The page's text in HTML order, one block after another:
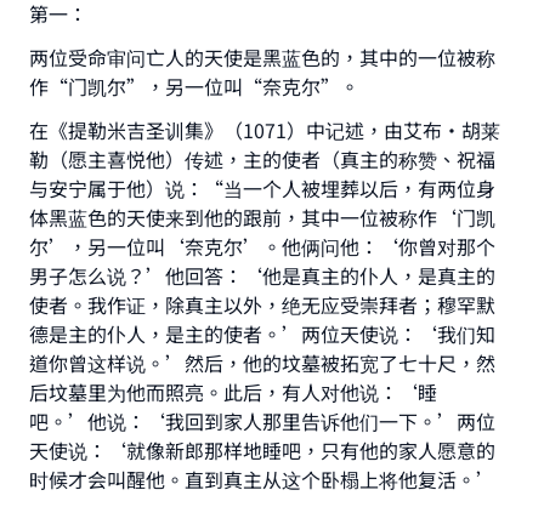
第一：
两位受命审问亡人的天使是黑蓝色的，其中的一位被称
作“门凯尔”，另一位叫“奈克尔”。
在《提勒米吉圣训集》（1071）中记述，由艾布·胡莱
勒（愿主喜悦他）传述，主的使者（真主的称赞、祝福
与安宁属于他）说：“当一个人被埋葬以后，有两位身
体黑蓝色的天使来到他的跟前，其中一位被称作‘门凯
尔’，另一位叫‘奈克尔’。他俩问他：‘你曾对那个
男子怎么说？’他回答：‘他是真主的仆人，是真主的
使者。我作证，除真主以外，绝无应受崇拜者；穆罕默
德是主的仆人，是主的使者。’两位天使说：‘我们知
道你曾这样说。’然后，他的坟墓被拓宽了七十尺，然
后坟墓里为他而照亮。此后，有人对他说：‘睡
吧。’他说：‘我回到家人那里告诉他们一下。’两位
天使说：‘就像新郎那样地睡吧，只有他的家人愿意的
时候才会叫醒他。直到真主从这个卧榻上将他复活。’